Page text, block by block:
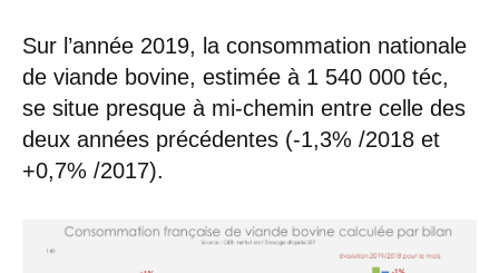
Sur l’année 2019, la consommation nationale
de viande bovine, estimée à 1 540 000 téc,
se situe presque à mi-chemin entre celle des
deux années précédentes (-1,3% /2018 et
+0,7% /2017).